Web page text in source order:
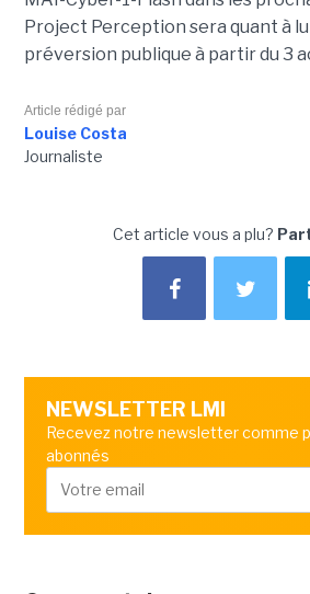
Project Perception sera quant à
préversion publique à partir du 3
Article rédigé par
Louise Costa
Journaliste
Cet article vous a plu?
NEWSLETTER LMI
Recevez notre newsletter comme
abonnés